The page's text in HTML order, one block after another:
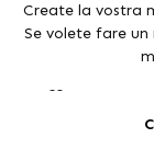
Create la vostra
Se volete fare